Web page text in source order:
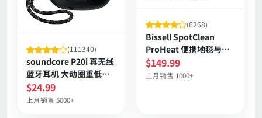
(111340)
soundcore P20i 真无线
蓝牙耳机 大动圈重低音
长续航防水
$24.99
上月销售 5000+
(6268)
Bissell SpotClean
ProHeat 便携地毯与沙
发污渍清洗机，热波恒
温自清洁易收纳
$149.99
上月销售 1000+